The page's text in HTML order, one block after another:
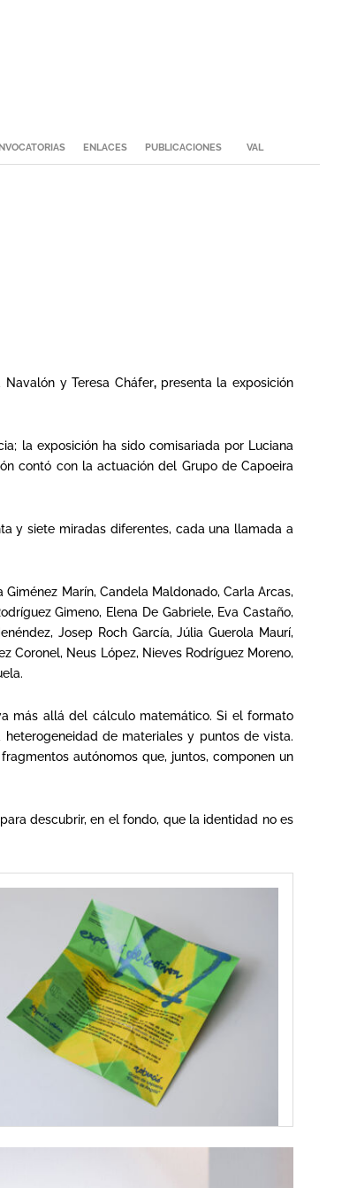
ENLACES PUBLICACIONES VAL
y Teresa Cháfer, presenta la exposición
la exposición ha sido comisariada por Luciana
contó con la actuación del Grupo de Capoeira
y siete miradas diferentes, cada una llamada a
Marín, Candela Maldonado, Carla Arcas,
Gimeno, Elena De Gabriele, Eva Castaño,
Josep Roch García, Júlia Guerola Maurí,
Coronel, Neus López, Nieves Rodríguez Moreno,
más allá del cálculo matemático. Si el formato
de materiales y puntos de vista.
autónomos que, juntos, componen un
descubrir, en el fondo, que la identidad no es